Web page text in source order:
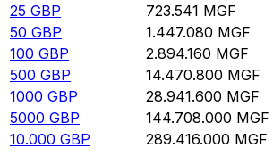
25 GBP 723.541 MGF
50 GBP 1.447.080 MGF
100 GBP 2.894.160 MGF
500 GBP 14.470.800 MGF
1000 GBP 28.941.600 MGF
5000 GBP 144.708.000 MGF
10.000 GBP 289.416.000 MGF